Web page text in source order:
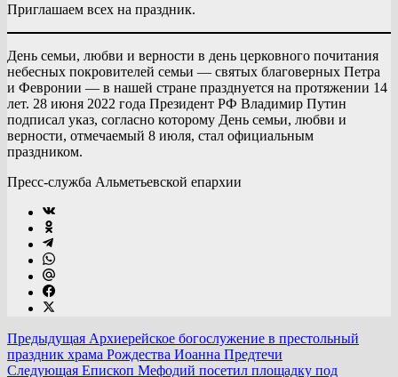
Приглашаем всех на праздник.
День семьи, любви и верности в день церковного почитания
небесных покровителей семьи — святых благоверных Петра
и Февронии — в нашей стране празднуется на протяжении 14
лет. 28 июня 2022 года Президент РФ Владимир Путин
подписал указ, согласно которому День семьи, любви и
верности, отмечаемый 8 июля, стал официальным
праздником.
Пресс-служба Альметьевской епархии
Предыдущая Архиерейское богослужение в престольный
праздник храма Рождества Иоанна Предтечи
Следующая Епископ Мефодий посетил площадку под